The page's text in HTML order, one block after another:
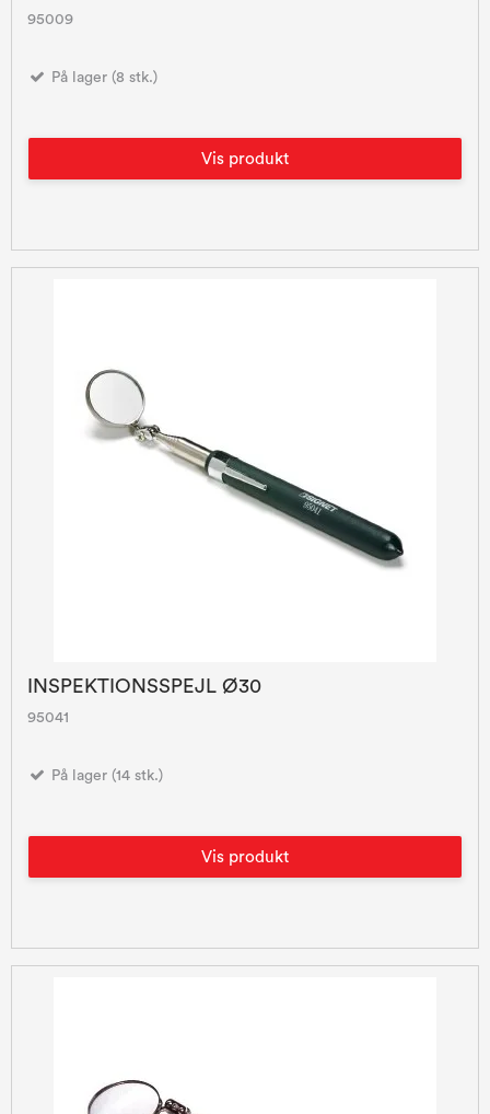
95009
På lager (8 stk.)
Vis produkt
INSPEKTIONSSPEJL Ø30
95041
På lager (14 stk.)
Vis produkt